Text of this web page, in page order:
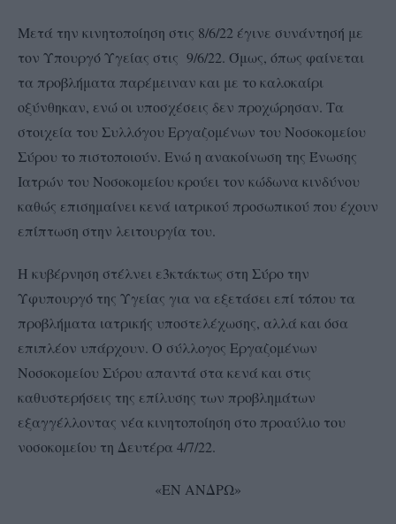
Μετά την κινητοποίηση στις 8/6/22 έγινε συνάντησή με
τον Υπουργό Υγείας στις 9/6/22. Όμως, όπως φαίνεται
τα προβλήματα παρέμειναν και με το καλοκαίρι
οξύνθηκαν, ενώ οι υποσχέσεις δεν προχώρησαν. Τα
στοιχεία του Συλλόγου Εργαζομένων του Νοσοκομείου
Σύρου το πιστοποιούν. Ενώ η ανακοίνωση της Ένωσης
Ιατρών του Νοσοκομείου κρούει τον κώδωνα κινδύνου
καθώς επισημαίνει κενά ιατρικού προσωπικού που έχουν
επίπτωση στην λειτουργία του.
Η κυβέρνηση στέλνει ε3κτάκτως στη Σύρο την
Υφυπουργό της Υγείας για να εξετάσει επί τόπου τα
προβλήματα ιατρικής υποστελέχωσης, αλλά και όσα
επιπλέον υπάρχουν. Ο σύλλογος Εργαζομένων
Νοσοκομείου Σύρου απαντά στα κενά και στις
καθυστερήσεις της επίλυσης των προβλημάτων
εξαγγέλλοντας νέα κινητοποίηση στο προαύλιο του
νοσοκομείου τη Δευτέρα 4/7/22.
«ΕΝ ΑΝΔΡΩ»